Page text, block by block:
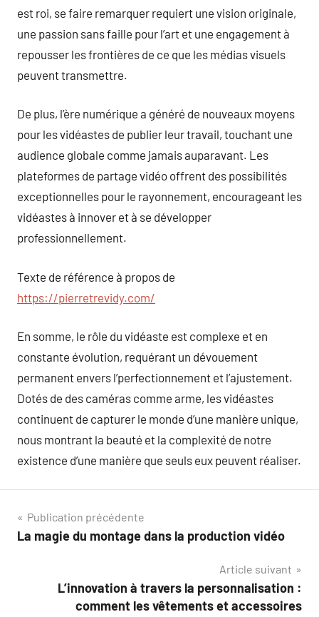
est roi, se faire remarquer requiert une vision originale,
une passion sans faille pour l’art et une engagement à
repousser les frontières de ce que les médias visuels
peuvent transmettre.
De plus, l’ère numérique a généré de nouveaux moyens
pour les vidéastes de publier leur travail, touchant une
audience globale comme jamais auparavant. Les
plateformes de partage vidéo offrent des possibilités
exceptionnelles pour le rayonnement, encourageant les
vidéastes à innover et à se développer
professionnellement.
Texte de référence à propos de
https://pierretrevidy.com/
En somme, le rôle du vidéaste est complexe et en
constante évolution, requérant un dévouement
permanent envers l’perfectionnement et l’ajustement.
Dotés de des caméras comme arme, les vidéastes
continuent de capturer le monde d’une manière unique,
nous montrant la beauté et la complexité de notre
existence d’une manière que seuls eux peuvent réaliser.
Navigation
de
Publication précédente
La magie du montage dans la production vidéo
Article suivant
L’innovation à travers la personnalisation :
comment les vêtements et accessoires